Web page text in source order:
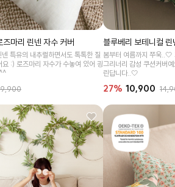
마리 린넨 자수 커버
특유의 내추럴하면서도 톡톡한 질
요 :) 로즈마리 자수가 수놓여 있어 굉
블루베리 보테니컬 린
봄부터 여름까지 쭈욱
그리너리 감성 쿠션커버
린답니다..🤍
27% 10,900